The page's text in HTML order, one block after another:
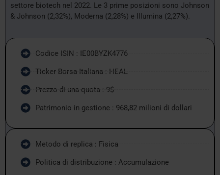
settore biotech nel 2022. Le 3 prime posizioni sono Johnson
& Johnson (2,32%), Moderna (2,28%) e Illumina (2,27%).
Codice ISIN : IE00BYZK4776
Ticker Borsa Italiana : HEAL
Prezzo di una quota : 9$
Patrimonio in gestione : 968,82 milioni di dollari
Metodo di replica : Fisica
Politica di distribuzione : Accumulazione